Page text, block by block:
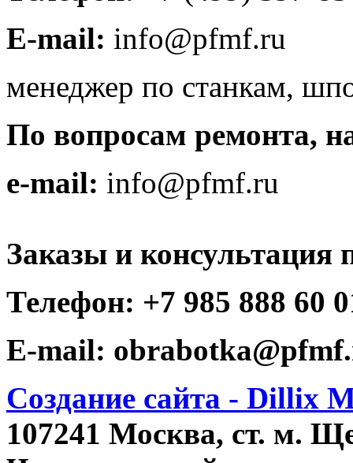
E-mail: info@pfmf.ru
менеджер по станкам,
По вопросам ремонта,
e-mail: info@pfmf.ru
Заказы и консультация
Телефон: +7 985 888 60
E-mail:
Создание сайта - Dillix
107241 Москва, ст. м.